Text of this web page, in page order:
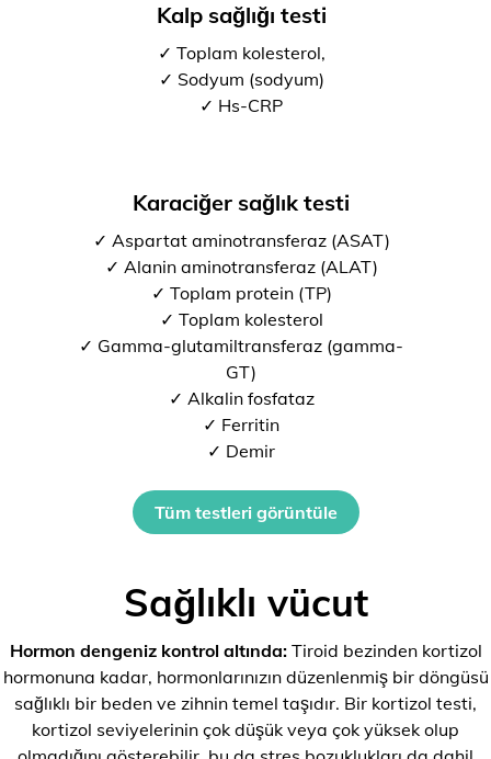
Kalp sağlığı testi
✓ Toplam kolesterol,
✓ Sodyum (sodyum)
✓ Hs-CRP
Karaciğer sağlık testi
✓ Aspartat aminotransferaz (ASAT)
✓ Alanin aminotransferaz (ALAT)
✓ Toplam protein (TP)
✓ Toplam kolesterol
✓ Gamma-glutamiltransferaz (gamma-
GT)
✓ Alkalin fosfataz
✓ Ferritin
✓ Demir
Tüm testleri görüntüle
Sağlıklı vücut
Hormon dengeniz kontrol altında:Tiroid bezinden kortizol
hormonuna kadar, hormonlarınızın düzenlenmiş bir döngüsü
sağlıklı bir beden ve zihnin temel taşıdır. Bir kortizol testi,
kortizol seviyelerinin çok düşük veya çok yüksek olup